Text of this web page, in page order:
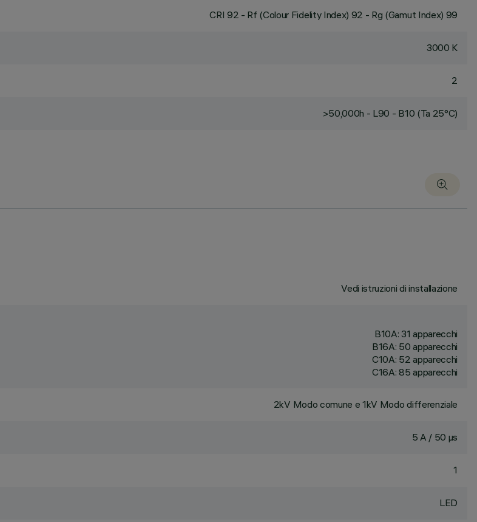
CRI 92 - Rf (Colour Fidelity Index) 92 - Rg (Gamut Index) 99
3000 K
2
>50,000h - L90 - B10 (Ta 25°C)
Vedi istruzioni di installazione
B10A: 31 apparecchi
B16A: 50 apparecchi
C10A: 52 apparecchi
C16A: 85 apparecchi
2kV Modo comune e 1kV Modo differenziale
5 A / 50 µs
1
LED